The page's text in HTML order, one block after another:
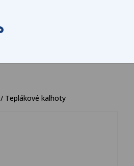
/ Teplákové kalhoty